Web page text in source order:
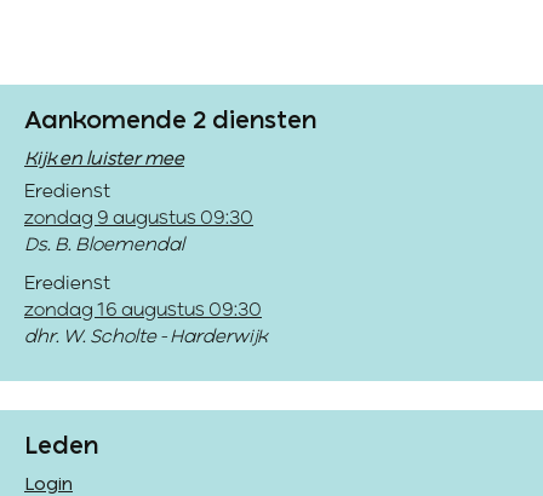
Aankomende 2 diensten
Kijk en luister mee
Eredienst
zondag 9 augustus 09:30
Ds. B. Bloemendal
Eredienst
zondag 16 augustus 09:30
dhr. W. Scholte - Harderwijk
Leden
Login